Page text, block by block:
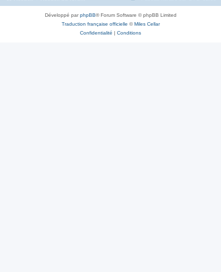
Développé parphpBB® Forum Software © phpBB Limited
Traduction française officielle ©Miles Cellar
Confidentialité | Conditions